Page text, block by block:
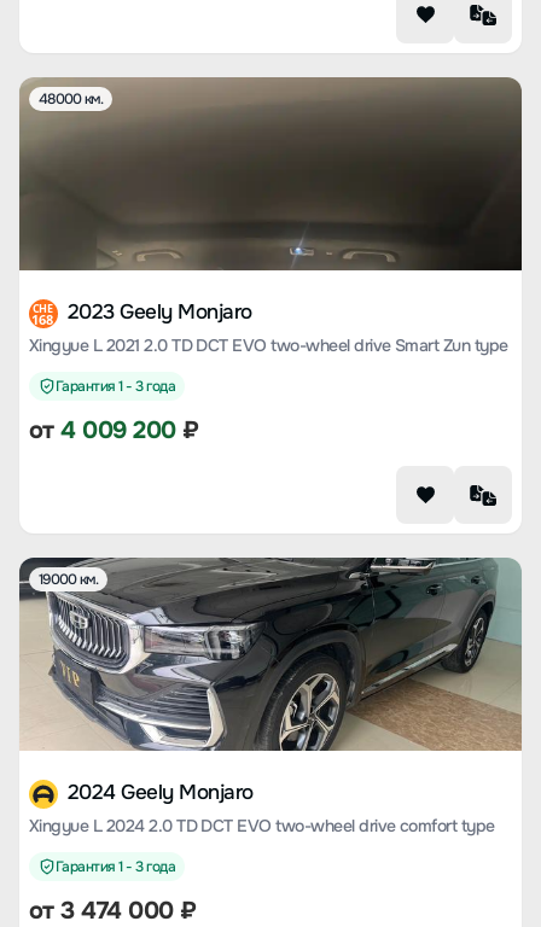
48000 км.
CHE
168 2023 Geely Monjaro
Xingyue L 2021 2.0 TD DCT EVO two-wheel drive Smart Zun type
Гарантия 1 - 3 года
от4 009 200₽
19000 км.
2024 Geely Monjaro
Xingyue L 2024 2.0 TD DCT EVO two-wheel drive comfort type
Гарантия 1 - 3 года
от3 474 000₽